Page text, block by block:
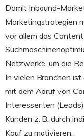
Damit Inbound-
Marketingstrategien
vor allem das
Netzwerke, um die
In vielen Branchen
mit dem Abruf von
Interessenten
Kunden z. B. durch
Kauf zu motivieren.